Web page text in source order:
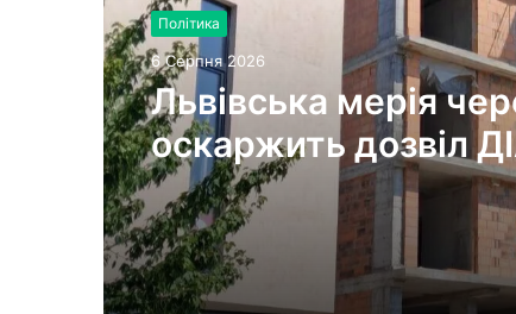
Політика
6 Серпня 2026
Львівська мерія
оскаржить дозвіл
будівництво на вул.
Олесницького